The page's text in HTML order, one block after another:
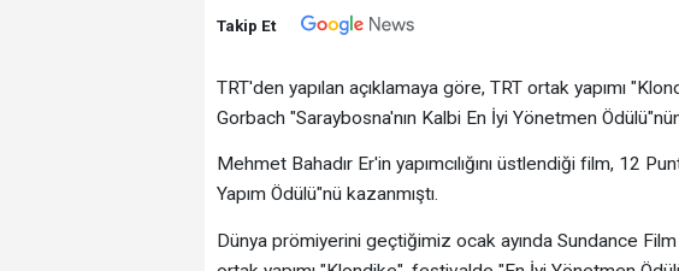
Takip Et
TRT'den yapılan açıklamaya göre, TRT ortak yapımı
Gorbach "Saraybosna'nın Kalbi En İyi Yönetmen
Mehmet Bahadır Er'in yapımcılığını üstlendiği film, 12
Yapım Ödülü"nü kazanmıştı.
Dünya prömiyerini geçtiğimiz ocak ayında Sundance